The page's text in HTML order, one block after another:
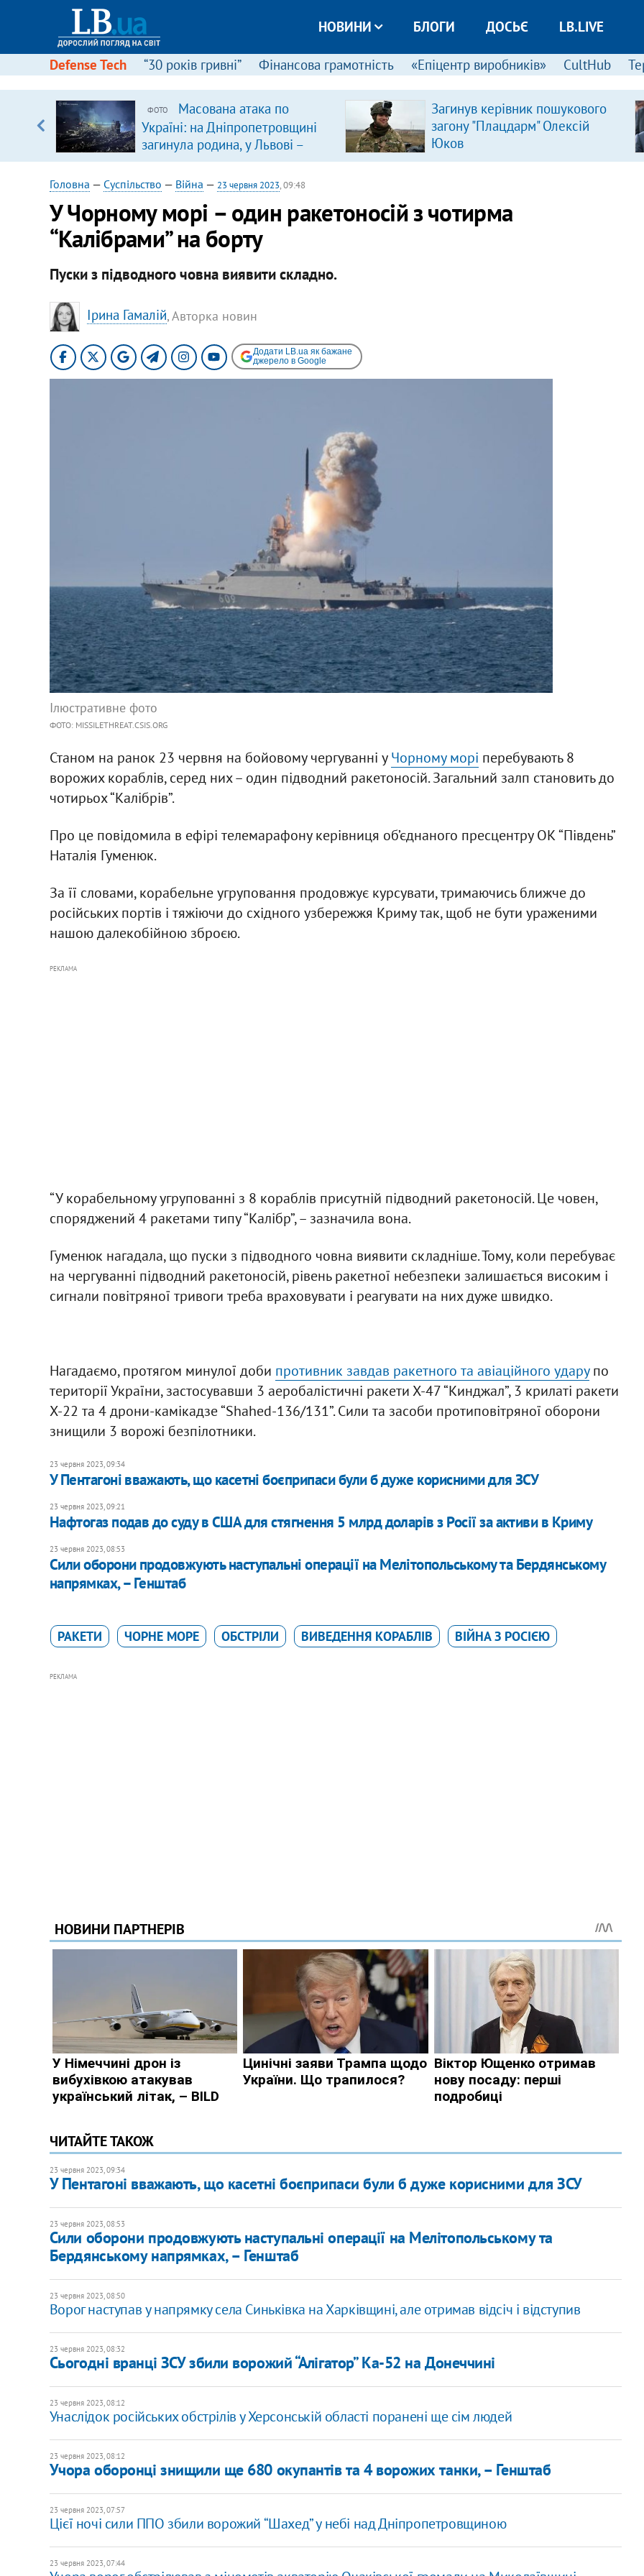
НОВИНИ БЛОГИ ДОСЬЄ LB.LIVE
Defense Tech “30 років гривні” Фінансова грамотність «Епіцентр виробників» CultHub
ФОТО
Масована атака по
Україні: на Дніпропетровщині
загинула родина, у Львові –
удар по багатоповерхівках
(доповнюється)
Загинув керівник пошукового
загону "Плацдарм" Олексій
Юков
Головна — Суспільство — Війна — 23 червня 2023, 09:48
У Чорному морі – один ракетоносій з чотирма
“Калібрами” на борту
Пуски з підводного човна виявити складно.
Ірина Гамалій, Авторка новин
Додати LB.ua як бажане
джерело в Google
Ілюстративне фото
ФОТО: MISSILETHREAT.CSIS.ORG
Станом на ранок 23 червня на бойовому чергуванні уЧорному морі перебувають 8
ворожих кораблів, серед них – один підводний ракетоносій. Загальний залп становить до
чотирьох “Калібрів”.
Про це повідомила в ефірі телемарафону керівниця об’єднаного пресцентру ОК “Південь”
Наталія Гуменюк.
За її словами, корабельне угруповання продовжує курсувати, тримаючись ближче до
російських портів і тяжіючи до східного узбережжя Криму так, щоб не бути ураженими
нашою далекобійною зброєю.
РЕКЛАМА
“У корабельному угрупованні з 8 кораблів присутній підводний ракетоносій. Це човен,
споряджений 4 ракетами типу “Калібр”, – зазначила вона.
Гуменюк нагадала, що пуски з підводного човна виявити складніше. Тому, коли перебуває
на чергуванні підводний ракетоносій, рівень ракетної небезпеки залишається високим і
сигнали повітряної тривоги треба враховувати і реагувати на них дуже швидко.
Нагадаємо, протягом минулої доби противник завдав ракетного та авіаційного ударупо
території України, застосувавши 3 аеробалістичні ракети Х-47 “Кинджал”, 3 крилаті ракети
Х-22 та 4 дрони-камікадзе “Shahed-136/131”. Сили та засоби протиповітряної оборони
знищили 3 ворожі безпілотники.
23 червня 2023, 09:34
У Пентагоні вважають, що касетні боєприпаси були б дуже корисними для ЗСУ
23 червня 2023, 09:21
​Нафтогаз подав до суду в США для стягнення 5 млрд доларів з Росії за активи в Криму
23 червня 2023, 08:53
Сили оборони продовжують наступальні операції на Мелітопольському та Бердянському
напрямках, – Генштаб
РАКЕТИ ЧОРНЕ МОРЕ ОБСТРІЛИ ВИВЕДЕННЯ КОРАБЛІВ ВІЙНА З РОСІЄЮ
РЕКЛАМА
ЧИТАЙТЕ ТАКОЖ
23 червня 2023, 09:34
У Пентагоні вважають, що касетні боєприпаси були б дуже корисними для ЗСУ
23 червня 2023, 08:53
Сили оборони продовжують наступальні операції на Мелітопольському та
Бердянському напрямках, – Генштаб
23 червня 2023, 08:50
Ворог наступав у напрямку села Синьківка на Харківщині, але отримав відсіч і відступив
23 червня 2023, 08:32
Сьогодні вранці ЗСУ збили ворожий “Алігатор” Ка-52 на Донеччині
23 червня 2023, 08:12
Унаслідок російських обстрілів у Херсонській області поранені ще сім людей
23 червня 2023, 08:12
Учора оборонці знищили ще 680 окупантів та 4 ворожих танки, – Генштаб
23 червня 2023, 07:57
Цієї ночі сили ППО збили ворожий “Шахед” у небі над Дніпропетровщиною
23 червня 2023, 07:44